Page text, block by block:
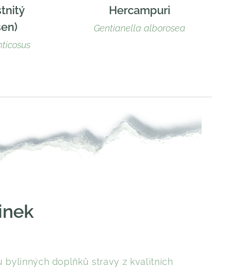
Hercampuri
Gentianella alborosea
doplňků stravy z kvalitních